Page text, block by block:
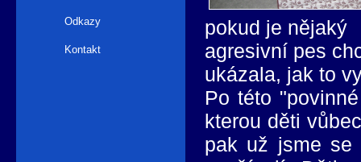
Odkazy
Kontakt
pokud je nějaký
agresivní pes
ukázala, jak to
Po této
kterou děti
pak už jsme se